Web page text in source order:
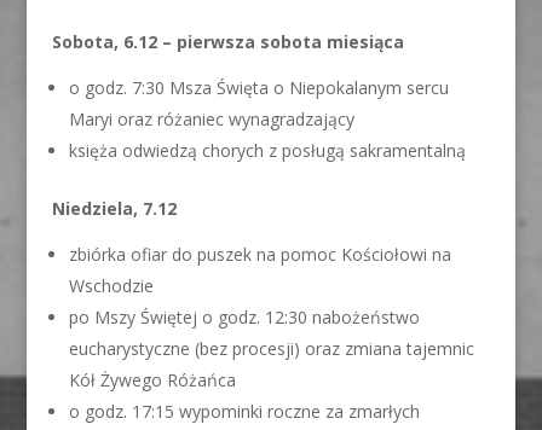
Sobota, 6.12 – pierwsza sobota miesiąca
o godz. 7:30 Msza Święta o Niepokalanym sercu
Maryi oraz różaniec wynagradzający
księża odwiedzą chorych z posługą sakramentalną
Niedziela, 7.12
zbiórka ofiar do puszek na pomoc Kościołowi na
Wschodzie
po Mszy Świętej o godz. 12:30 nabożeństwo
eucharystyczne (bez procesji) oraz zmiana tajemnic
Kół Żywego Różańca
o godz. 17:15 wypominki roczne za zmarłych